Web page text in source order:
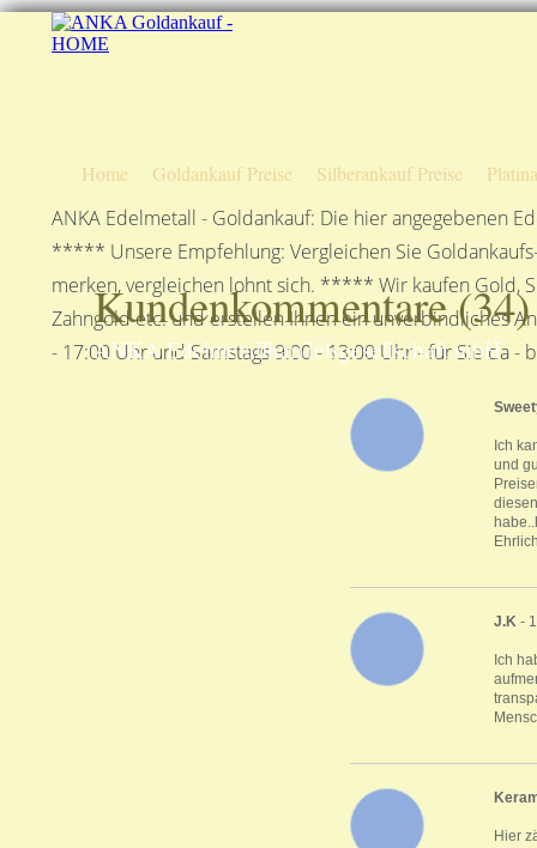
Home Goldankauf Preise Silberankauf Preise
ANKA Edelmetall - Goldankauf: Die hier angegebenen
***** Unsere Empfehlung: Vergleichen Sie
merken, vergleichen lohnt sich. ***** Wir kaufen Gold,
Zahngold etc. und erstellen Ihnen ein unverbindliches
- 17:00 Uhr und Samstags 9:00 - 13:00 Uhr - für Sie
Kundenkommentare (34
ANKA Edelmetallhandelsgesellschaft mbH
Ich
und
J.K -
Ich
Hier